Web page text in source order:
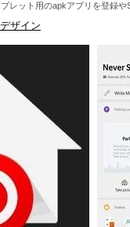
レット用のapkアプリを登録や
デザイン